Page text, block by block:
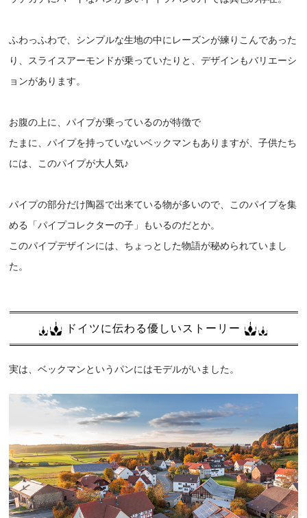
ふわっふわで、シンプルな生地の中にレーズンが練りこんであった
り、スライスアーモンドが乗っていたりと、デザインもバリエーシ
ョンがあります。
お腹の上に、パイプが乗っているのが特徴で
たまに、パイプを持っていないベックマンもありますが、子供たち
には、このパイプが大人気♪
パイプの部分だけ陶器で出来ている物が多いので、このパイプを集
める「パイプコレクターの子」もいるのだとか。
このパイプデザインには、ちょっとした物語が秘められていまし
た。
ドイツに伝わる優しいストーリー
実は、ベックマンというパンにはモデルがいました。